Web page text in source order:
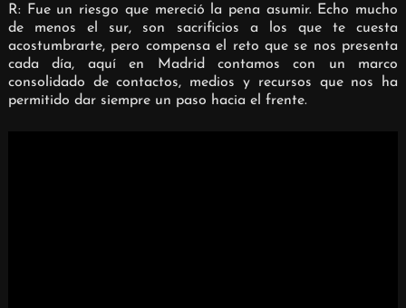
R: Fue un riesgo que mereció la pena asumir. Echo mucho
de menos el sur, son sacrificios a los que te cuesta
acostumbrarte, pero compensa el reto que se nos presenta
cada día, aquí en Madrid contamos con un marco
consolidado de contactos, medios y recursos que nos ha
permitido dar siempre un paso hacia el frente.